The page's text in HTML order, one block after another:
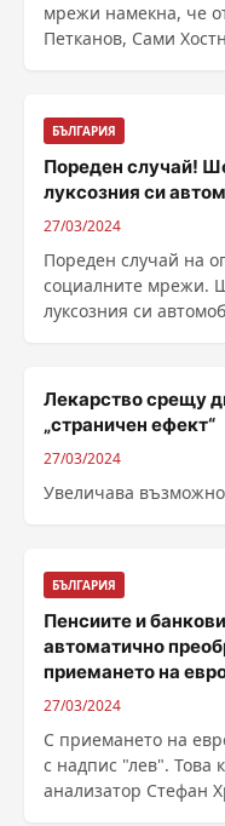
мрежи намекна, че
Петканов, Сами
БЪЛГАРИЯ
Пореден случай!
луксозния си
27/03/2024
Пореден случай на
социалните мрежи.
луксозния си
Лекарство срещу
„страничен ефект“
27/03/2024
Увеличава
БЪЛГАРИЯ
Пенсиите и
автоматично
приемането на
27/03/2024
С приемането на
с надпис "лев". Това каза пред БНР финансовият
анализатор Стефан